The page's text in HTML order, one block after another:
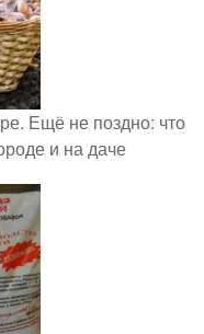
Ещё не поздно: что
и на даче